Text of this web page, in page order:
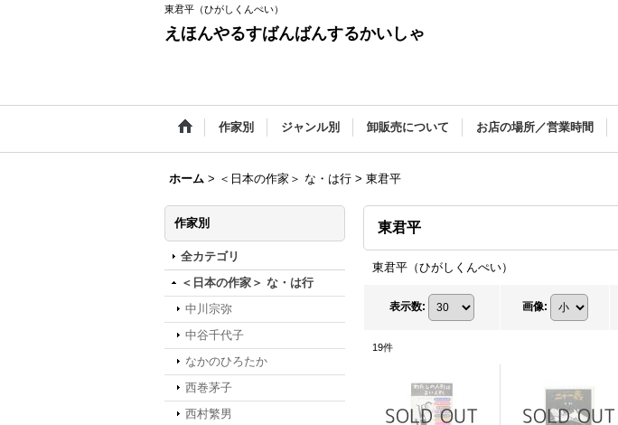
東君平（ひがしくんぺい）
えほんやるすばんばんするかいしゃ
作家別 ジャンル別 卸販売について お店の場所／営業時間
ホーム > ＜日本の作家＞ な・は行 > 東君平
作家別
全カテゴリ
＜日本の作家＞ な・は行
中川宗弥
中谷千代子
なかのひろたか
西巻茅子
西村繁男
東君平
東君平（ひがしくんぺい）
表示数: 画像:
19件